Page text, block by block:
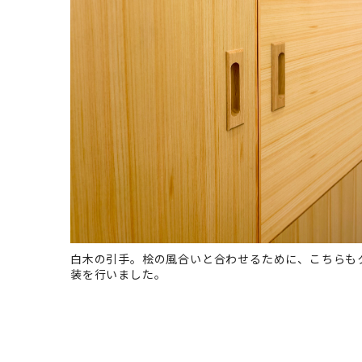
白木の引手。桧の風合いと合わせるために、こちらも
装を行いました。